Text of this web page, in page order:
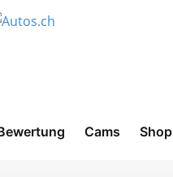
Cams Shop